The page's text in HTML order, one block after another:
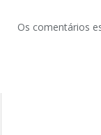
Os comentários